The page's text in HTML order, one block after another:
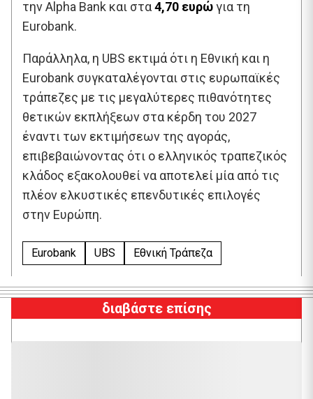
την Alpha Bank και στα4,70 ευρώγια τη
Eurobank.
Παράλληλα, η UBS εκτιμά ότι η Εθνική και η
Eurobank συγκαταλέγονται στις ευρωπαϊκές
τράπεζες με τις μεγαλύτερες πιθανότητες
θετικών εκπλήξεων στα κέρδη του 2027
έναντι των εκτιμήσεων της αγοράς,
επιβεβαιώνοντας ότι ο ελληνικός τραπεζικός
κλάδος εξακολουθεί να αποτελεί μία από τις
πλέον ελκυστικές επενδυτικές επιλογές
στην Ευρώπη.
Eurobank UBS Εθνική Τράπεζα
διαβάστε επίσης